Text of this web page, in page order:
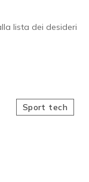
lista dei desideri
Sport tech